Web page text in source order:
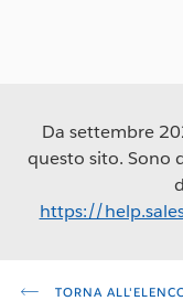
Da settembre
questo sito. Sono
https://
TORNA